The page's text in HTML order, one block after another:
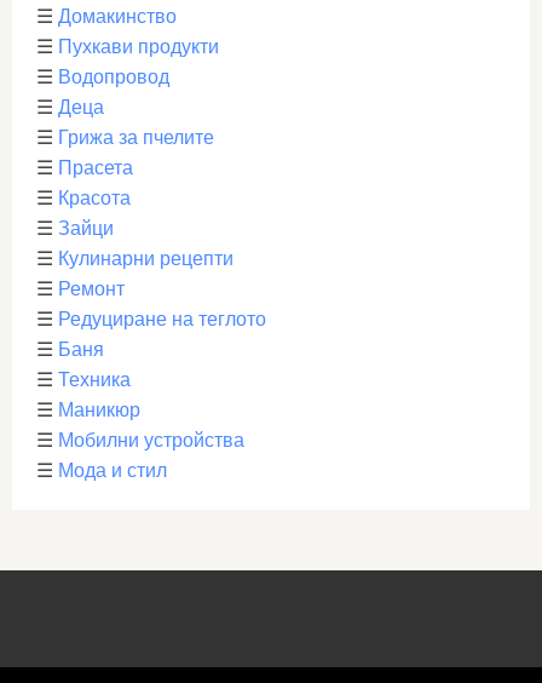
☰ Домакинство
☰ Пухкави продукти
☰ Водопровод
☰ Деца
☰ Грижа за пчелите
☰ Прасета
☰ Красота
☰ Зайци
☰ Кулинарни рецепти
☰ Ремонт
☰ Редуциране на теглото
☰ Баня
☰ Техника
☰ Маникюр
☰ Мобилни устройства
☰ Мода и стил